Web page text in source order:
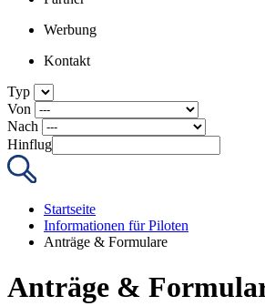
Werbung
Kontakt
Typ
Von
Nach
Hinflug
Startseite
Informationen für Piloten
Anträge & Formulare
Anträge &